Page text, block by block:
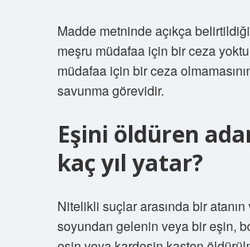
Madde metninde açıkça
meşru müdafaa için bir ceza
müdafaa için bir ceza
savunma görevidir.
Eşini öldüren
kaç yıl yatar?
Nitelikli suçlar arasında bir atanın
soyundan gelenin veya bir eşin,